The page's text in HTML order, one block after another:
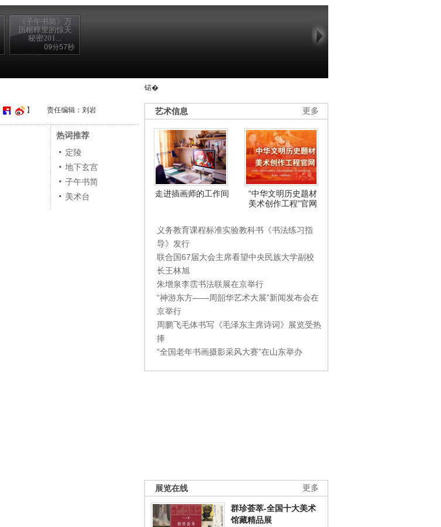
《子午书简》万
历棺椁里的惊天
秘密201...
09分57秒
锘�
更多
艺术信息
走进插画师的工作间
“中华文明历史题材
美术创作工程”官网
义务教育课程标准实验教科书《书法练习指
导》发行
联合国67届大会主席看望中央民族大学副校
长王林旭
朱增泉李霑书法联展在京举行
“神游东方——周韶华艺术大展”新闻发布会在
京举行
周鹏飞毛体书写《毛泽东主席诗词》展览受热
捧
“全国老年书画摄影采风大赛”在山东举办
更多
展览在线
群珍荟萃-全国十大美术
馆藏精品展
】 责任编辑：刘岩
热词推荐
定陵
地下玄宫
子午书简
美术台